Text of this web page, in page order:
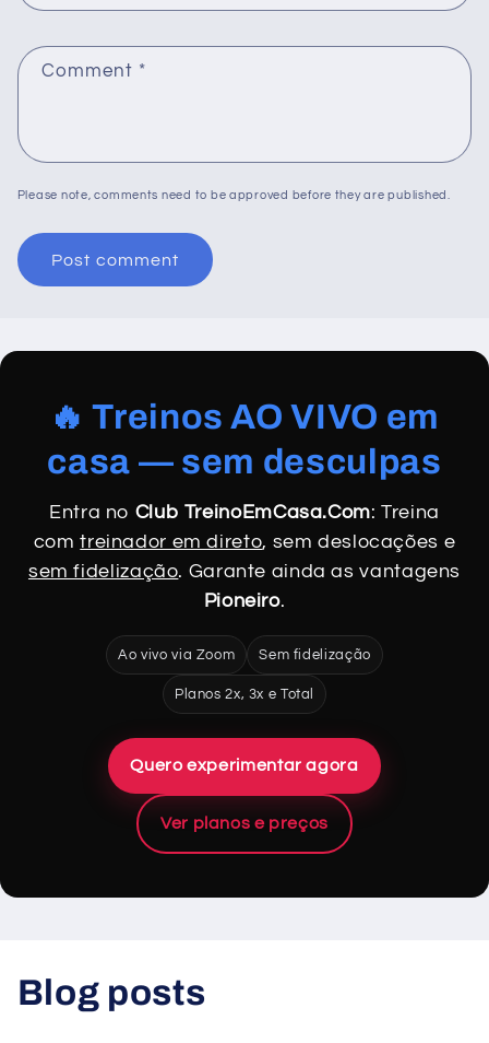
Comment *
Please note, comments need to be approved before they are published.
🔥 Treinos AO VIVO em
casa — sem desculpas
Entra no Club TreinoEmCasa.Com: Treina
comtreinador em direto, sem deslocações e
sem fidelização. Garante ainda as vantagens
Pioneiro.
Ao vivo via Zoom Sem fidelização
Planos 2x, 3x e Total
Quero experimentar agora
Ver planos e preços
Blog posts